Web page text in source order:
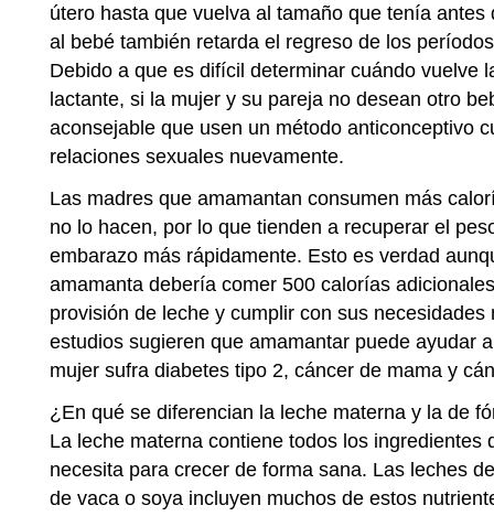
útero hasta que vuelva al tamaño que tenía
al bebé también retarda el regreso de los
Debido a que es difícil determinar cuándo vuelve
lactante, si la mujer y su pareja no desean otro
aconsejable que usen un método anticonceptivo
relaciones sexuales nuevamente.
Las madres que amamantan consumen más
no lo hacen, por lo que tienden a recuperar el
embarazo más rápidamente. Esto es verdad
amamanta debería comer 500 calorías
provisión de leche y cumplir con sus
estudios sugieren que amamantar puede ayudar
mujer sufra diabetes tipo 2, cáncer de mama y
¿En qué se diferencian la leche materna y la de
La leche materna contiene todos los ingredientes
necesita para crecer de forma sana. Las leches
de vaca o soya incluyen muchos de estos